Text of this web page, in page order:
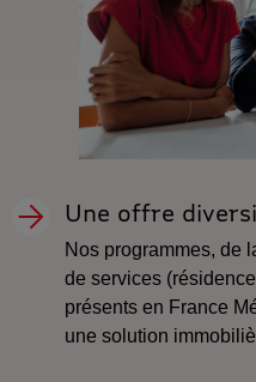
Une offre
Nos programmes, de
de services
présents en France
une solution